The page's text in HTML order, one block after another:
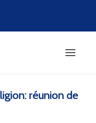
réunion de